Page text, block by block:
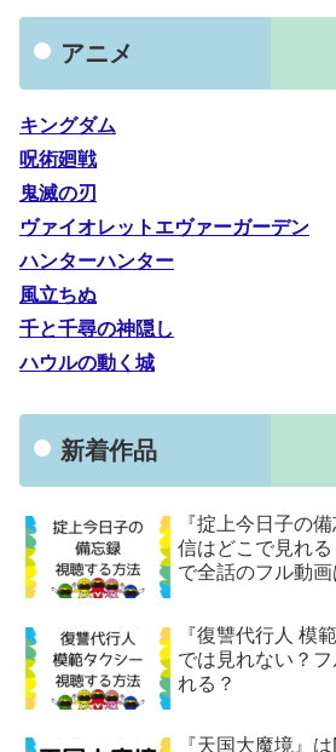
アニメ
キングダム
呪術廻戦
鬼滅の刃
ヴァイオレットエヴァーガーデン
ハンターハンター
風立ちぬ
千と千尋の神隠し
ハウルの動く城
新着作品
『掟上今日子の
信はどこで見れ
で全話のフル動画
『復讐代行人 模
では見れない？
れる？
『天国大魔境』